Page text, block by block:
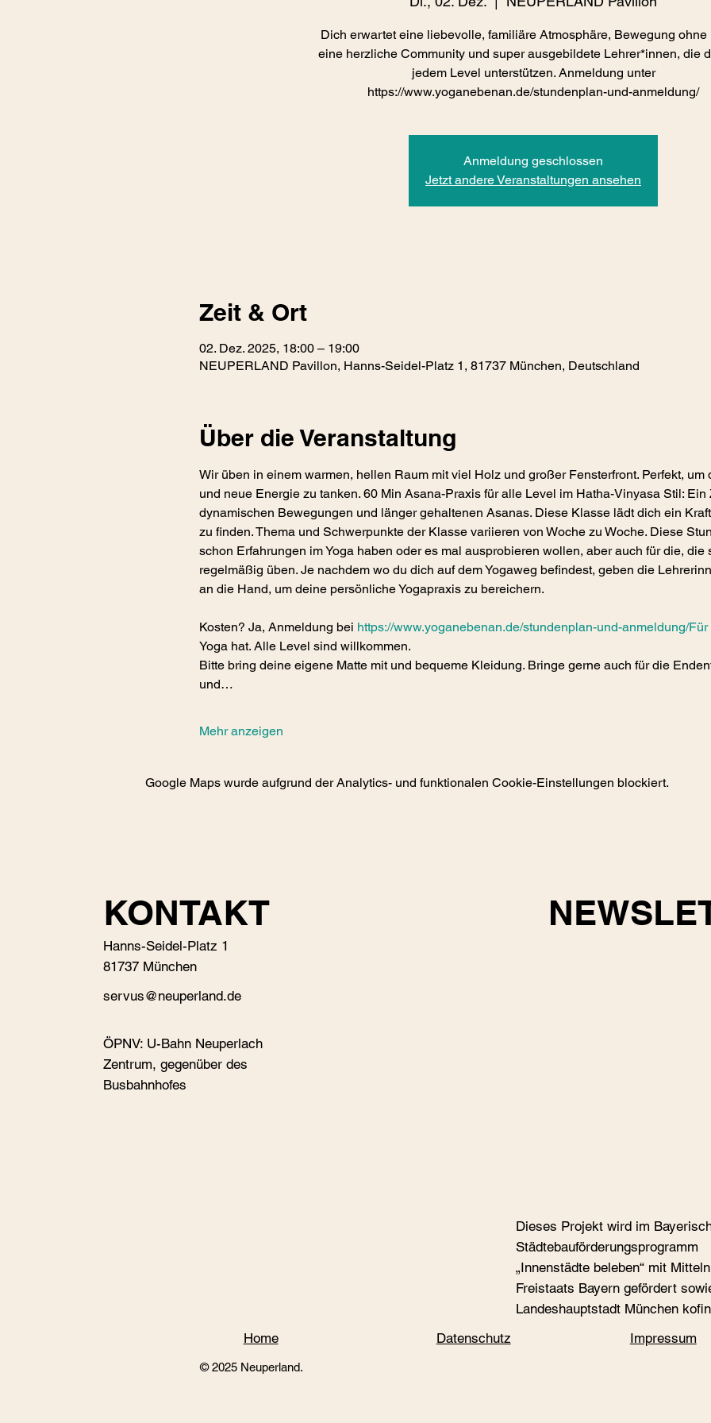
Dich erwartet eine liebevolle, familiäre Atmosphäre, Bewegung ohne
eine herzliche Community und super ausgebildete Lehrer*innen, die
jedem Level unterstützen. Anmeldung unter
https://www.yoganebenan.de/stundenplan-und-anmeldung/
Anmeldung geschlossen
Jetzt andere Veranstaltungen ansehen
Zeit & Ort
02. Dez. 2025, 18:00 – 19:00
NEUPERLAND Pavillon, Hanns-Seidel-Platz 1, 81737 München, Deutschland
Über die Veranstaltung
Wir üben in einem warmen, hellen Raum mit viel Holz und großer Fensterfront. Perfekt,
und neue Energie zu tanken. 60 Min Asana-Praxis für alle Level im Hatha-Vinyasa Stil:
dynamischen Bewegungen und länger gehaltenen Asanas. Diese Klasse lädt dich ein
zu finden. Thema und Schwerpunkte der Klasse variieren von Woche zu Woche. Diese
schon Erfahrungen im Yoga haben oder es mal ausprobieren wollen, aber auch für die,
regelmäßig üben. Je nachdem wo du dich auf dem Yogaweg befindest, geben die
an die Hand, um deine persönliche Yogapraxis zu bereichern.
Kosten? Ja, Anmeldung bei https://www.yoganebenan.de/stundenplan-und-anmeldung/Für
Yoga hat. Alle Level sind willkommen.
Bitte bring deine eigene Matte mit und bequeme Kleidung. Bringe gerne auch für die
und…
Mehr anzeigen
Google Maps wurde aufgrund der Analytics- und funktionalen Cookie-Einstellungen blockiert.
KONTAKT
Hanns-Seidel-Platz 1
81737 München
servus@neuperland.de
ÖPNV: U-Bahn Neuperlach
Zentrum, gegenüber des
Busbahnhofes
Dieses Projekt wird im
Städtebauförderungspro­gramm
„Innenstädte beleben“ mit
Freistaats Bayern gefördert
Landeshauptstadt München
Home
Datenschutz Impressum
© 2025 Neuperland.